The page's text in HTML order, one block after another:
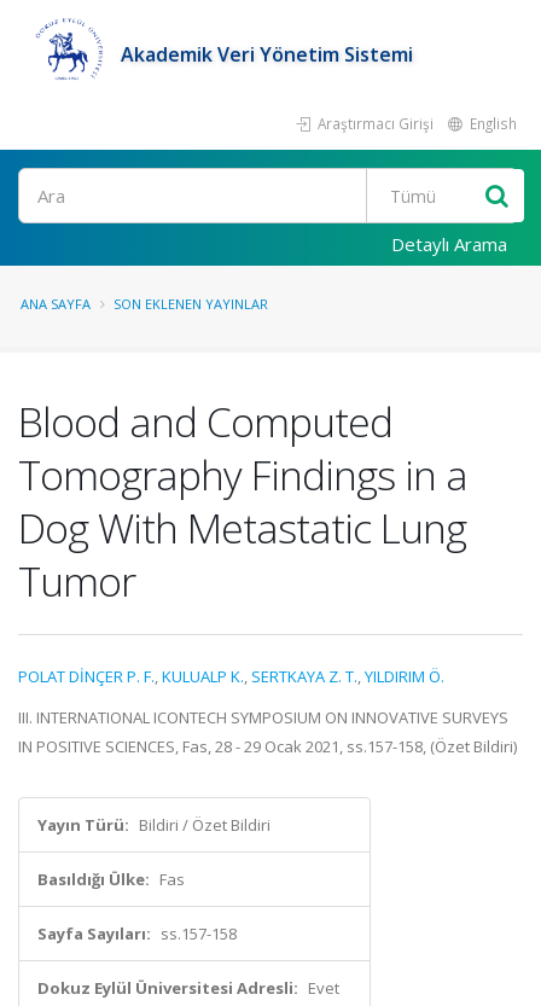
Akademik Veri Yönetim Sistemi
Araştırmacı Girişi English
Ara
Detaylı Arama
ANA SAYFA SON EKLENEN YAYINLAR
Blood and Computed
Tomography Findings in a
Dog With Metastatic Lung
Tumor
POLAT DİNÇER P. F.,KULUALP K., SERTKAYA Z. T.,YILDIRIM Ö.
III. INTERNATIONAL ICONTECH SYMPOSIUM ON INNOVATIVE SURVEYS
IN POSITIVE SCIENCES, Fas, 28 - 29 Ocak 2021, ss.157-158, (Özet Bildiri)
Yayın Türü: Bildiri / Özet Bildiri
Basıldığı Ülke: Fas
Sayfa Sayıları: ss.157-158
Dokuz Eylül Üniversitesi Adresli: Evet